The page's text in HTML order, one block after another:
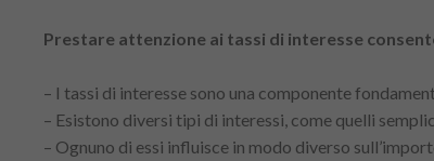
Prestare attenzione ai tassi di interesse
– I tassi di interesse sono una componente
– Esistono diversi tipi di interessi, come quelli
– Ognuno di essi influisce in modo diverso